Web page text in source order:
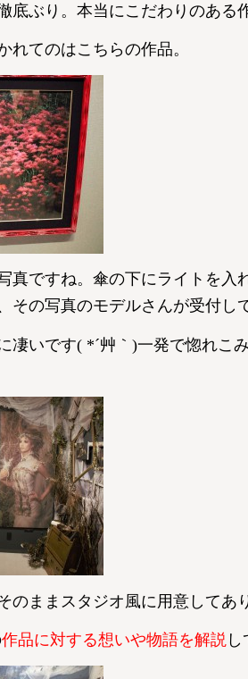
底ぶり。本当にこだわりのある
れてのはこちらの作品。
真ですね。傘の下にライトを入
その写真のモデルさんが受付し
凄いです( *´艸｀)一発で惚れこみ
のままスタジオ風に用意してあ
作品に対する想いや物語を解説